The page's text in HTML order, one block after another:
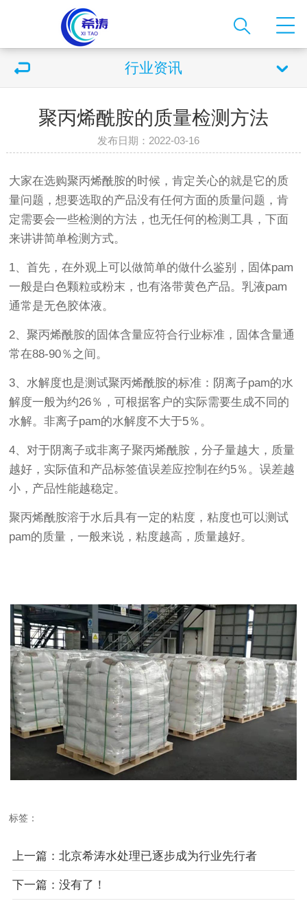
行业资讯
聚丙烯酰胺的质量检测方法
发布日期：2022-03-16
大家在选购聚丙烯酰胺的时候，肯定关心的就是它的质
量问题，想要选取的产品没有任何方面的质量问题，肯
定需要会一些检测的方法，也无任何的检测工具，下面
来讲讲简单检测方式。
1、首先，在外观上可以做简单的做什么鉴别，固体pam
一般是白色颗粒或粉末，也有洛带黄色产品。乳液pam
通常是无色胶体液。
2、聚丙烯酰胺的固体含量应符合行业标准，固体含量通
常在88-90％之间。
3、水解度也是测试聚丙烯酰胺的标准：阴离子pam的水
解度一般为约26％，可根据客户的实际需要生成不同的
水解。非离子pam的水解度不大于5％。
4、对于阴离子或非离子聚丙烯酰胺，分子量越大，质量
越好，实际值和产品标签值误差应控制在约5％。误差越
小，产品性能越稳定。
聚丙烯酰胺溶于水后具有一定的粘度，粘度也可以测试
pam的质量，一般来说，粘度越高，质量越好。
标签：
上一篇：北京希涛水处理已逐步成为行业先行者
下一篇：没有了！